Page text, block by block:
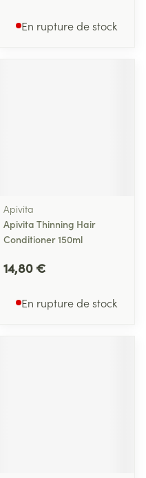
En rupture de stock
Apivita
Apivita Thinning Hair
Conditioner 150ml
14,80 €
En rupture de stock